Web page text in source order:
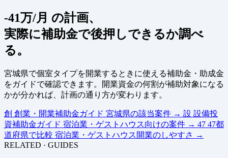
-41万/月 の計画、
実際に補助金で後押しできるか調べ
る。
宮城県で個室タイプを開業するときに使える補助金・助成金
をガイドで確認できます。開業資金の何割が補助対象になる
かが分かれば、計画の通り方が変わります。
創 創業・開業補助金ガイド 宮城県の該当案件 → 設 設備投
資補助金ガイド 宿泊業・ゲストハウス向けの案件 → 47 47都
道府県で比較 宿泊業・ゲストハウス開業のしやすさ →
RELATED · GUIDES